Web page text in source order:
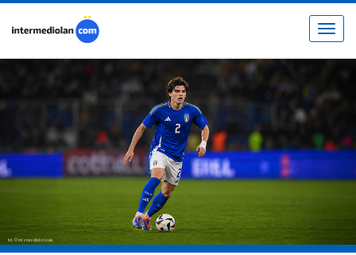
Toggle
fot. © intermediolan.com